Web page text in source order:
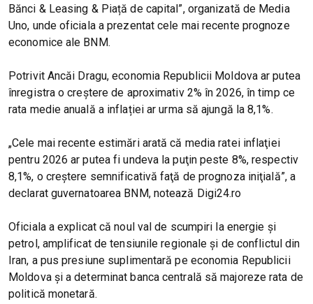
Bănci & Leasing & Piață de capital”, organizată de Media
Uno, unde oficiala a prezentat cele mai recente prognoze
economice ale BNM.
Potrivit Ancăi Dragu, economia Republicii Moldova ar putea
înregistra o creștere de aproximativ 2% în 2026, în timp ce
rata medie anuală a inflației ar urma să ajungă la 8,1%.
„Cele mai recente estimări arată că media ratei inflaţiei
pentru 2026 ar putea fi undeva la puţin peste 8%, respectiv
8,1%, o creştere semnificativă faţă de prognoza iniţială”, a
declarat guvernatoarea BNM, notează Digi24.ro
Oficiala a explicat că noul val de scumpiri la energie și
petrol, amplificat de tensiunile regionale și de conflictul din
Iran, a pus presiune suplimentară pe economia Republicii
Moldova și a determinat banca centrală să majoreze rata de
politică monetară.